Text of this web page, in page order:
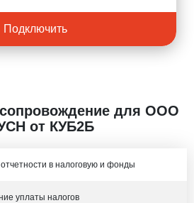
Подключить
сопровождение для ООО
от КУБ2Б
в налоговую и фонды
уплаты налогов